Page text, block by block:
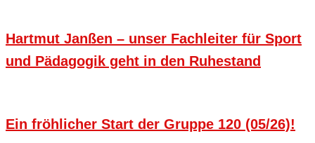
Hartmut Janßen – unser Fachleiter für Sport
und Pädagogik geht in den Ruhestand
Ein fröhlicher Start der Gruppe 120 (05/26)!